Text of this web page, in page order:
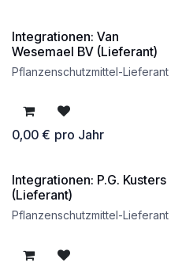
kostenlos
Integrationen: Van
Wesemael BV (Lieferant)
Pflanzenschutzmittel-Lieferant
0,00 € pro Jahr
kostenlos
Integrationen: P.G. Kusters
(Lieferant)
Pflanzenschutzmittel-Lieferant